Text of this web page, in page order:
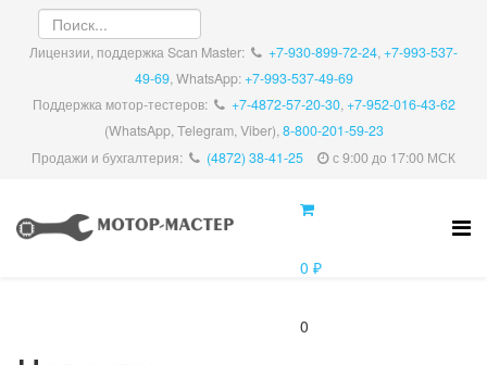
Лицензии, поддержка Scan Master: +7-930-899-72-24,+7-993-537-
49-69, WhatsApp:+7-993-537-49-69
Поддержка мотор-тестеров:
+7-4872-57-20-30,+7-952-016-43-62
(WhatsApp, Telegram, Viber),8-800-201-59-23
Продажи и бухгалтерия:
(4872) 38-41-25 с 9:00 до 17:00 МСК
0 ₽
0